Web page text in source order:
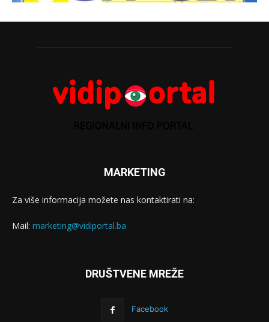
MARKETING
Za više informacija možete nas kontaktirati na:
Mail: marketing@vidiportal.ba
DRUŠTVENE MREŽE
Facebook